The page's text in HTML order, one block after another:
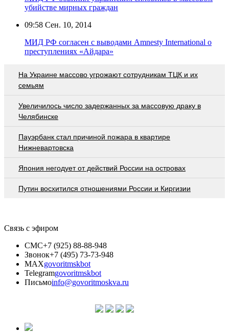
убийстве мирных граждан
09:58 Сен. 10, 2014
МИД РФ согласен с выводами Amnesty International о
преступлениях «Айдара»
На Украине массово угрожают сотрудникам ТЦК и их
семьям
Увеличилось число задержанных за массовую драку в
Челябинске
Пауэрбанк стал причиной пожара в квартире
Нижневартовска
Япония негодует от действий России на островах
Путин восхитился отношениями России и Киргизии
Связь с эфиром
СМС+7 (925) 88-88-948
Звонок+7 (495) 73-73-948
MAXgovoritmskbot
Telegramgovoritmskbot
Письмоinfo@govoritmoskva.ru